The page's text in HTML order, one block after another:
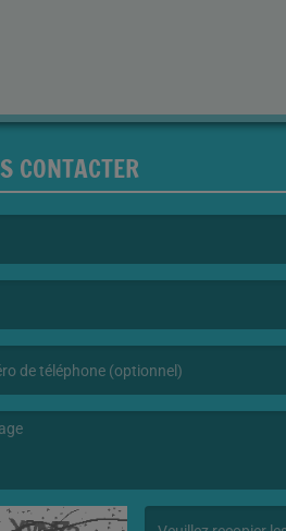
CONTACTER